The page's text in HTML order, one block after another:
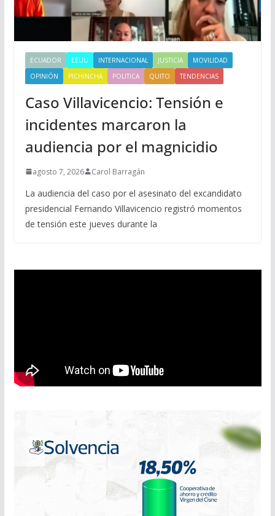
ECUADOR EEUU INTERNACIONAL JUSTICIA
MOVILIDAD
OPINIÓN
PICHINCHA POLITICA QUITO TENDENCIAS
Caso Villavicencio: Tensión e
incidentes marcaron la
audiencia por el magnicidio
agosto 7, 2026 Carol Barragán
La audiencia del caso por el asesinato del excandidato
presidencial Fernando Villavicencio registró momentos
de tensión este jueves durante la